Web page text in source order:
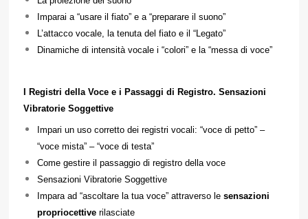
Imparai a “usare il fiato” e a “preparare il suono”
L’attacco vocale, la tenuta del fiato e il “Legato”
Dinamiche di intensità vocale i “colori” e la “messa di voce”
I Registri della Voce e i Passaggi di Registro. Sensazioni
Vibratorie Soggettive
Impari un uso corretto dei registri vocali: “voce di petto” –
“voce mista” – “voce di testa”
Come gestire il passaggio di registro della voce
Sensazioni Vibratorie Soggettive
Impara ad “ascoltare la tua voce” attraverso lesensazioni
propriocettiverilasciate